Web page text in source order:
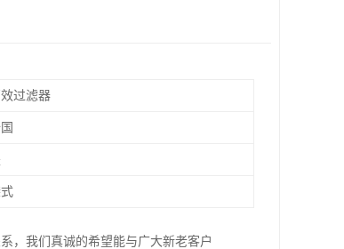
过滤器
，我们真诚的希望能与广大新老客户